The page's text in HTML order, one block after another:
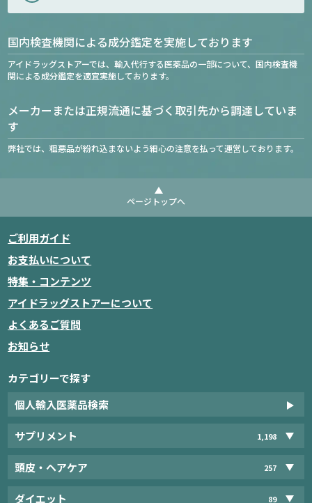
国内検査機関による成分鑑定を実施しております
アイドラッグストアーでは、輸入代行する医薬品の一部について、国内検査機
関による成分鑑定を適宜実施しております。
メーカーまたは正規流通に基づく取引先から調達していま
す
弊社では、粗悪品が紛れ込まないよう細心の注意を払って運営しております。
ページトップへ
ご利用ガイド
お支払いについて
特集・コンテンツ
アイドラッグストアーについて
よくあるご質問
お知らせ
カテゴリーで探す
個人輸入医薬品検索
サプリメント 1,198
頭皮・ヘアケア 257
ダイエット 89